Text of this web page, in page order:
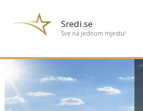
Sredi.se
Sve na jednom mjestu!
Taxi
započeo